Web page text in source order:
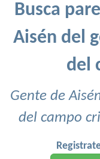
Busca
Aisén del
del
Gente de
del campo